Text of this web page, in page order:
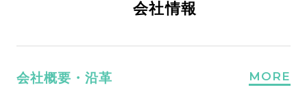
会社情報
会社概要・沿革 MORE